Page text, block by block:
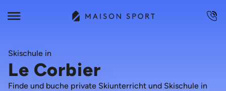
Skischule in
Le Corbier
Finde und buche private Skiunterricht und Skischule in